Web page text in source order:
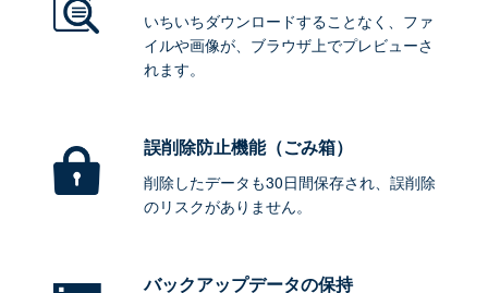
いちいちダウンロードすることなく、ファ
イルや画像が、ブラウザ上でプレビューさ
れます。
誤削除防止機能（ごみ箱）
削除したデータも30日間保存され、誤削除
のリスクがありません。
バックアップデータの保持